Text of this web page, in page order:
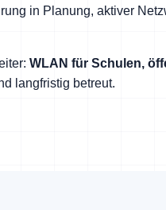
in Planung, aktiver
WLAN für Schulen,
langfristig betreut.